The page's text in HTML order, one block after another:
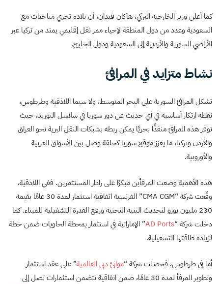
كما أعلن وزير الخارجية التركي، هاكان فيدان، أن بلاده تجري مباحثات مع
السعودية وعدد من دول المنطقة لإحياء ممر نقل إقليمي يمتد من تركيا عبر
الأراضي السورية والأردنية إلى السعودية ودول الخليج.
نشاط متزايد في المرافئ
تشكل المرافئ السورية على البحر المتوسط، ولا سيما اللاذقية وطرطوس،
نقطة ارتكاز أساسية في أي حديث عن دور سوريا في سلاسل التوريد، حيث
توفر هذه المرافئ منفذًا بحريًا يمكن ربطه بشبكات النقل البرية نحو العراق
والأردن وتركيا، ما يعزز موقع سوريا كحلقة وصل بين الأسواق العربية
والأوروبية.
هذه الأهمية وضعت المرفأين مبكرًا على رادار المستثمرين. ففي اللاذقية،
وقّعت شركة “CMA CGM” الفرنسية اتفاقية استثمار لمدة 30 عامًا بقيمة
230 مليون يورو لتحديث البنية التحتية ورفع القدرة التشغيلية للميناء. كما
دخلت شركة “AD Ports” الإماراتية في استثمار بمحطة الحاويات ضمن خطة
لزيادة طاقتها التشغيلية.
أما في طرطوس، فحصلت شركة “موانئ دبي العالمية” على عقد استثمار
وتطوير المرفأ لمدة 30 عامًا، ضمن اتفاقية تتضمن استثمارات تصل إلى